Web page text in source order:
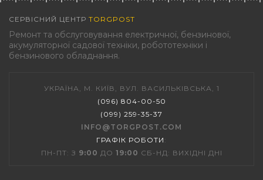
СЕРВІСНИЙ ЦЕНТР TORGPOST
Ремонт та обслуговування електричної, бензинової,
акумуляторної садової техніки, робототехніки і
бензинового обладнання.
УКРАЇНА, М. КИЇВ, ВУЛ. ВАСИЛЬКІВСЬКА, 1
(096) 804-00-50
(099) 259-35-37
INFO@TORGPOST.COM
ГРАФІК РОБОТИ :
ПН-ПТ: З 9:00 ДО 19:00 СБ-НД: ВИХІДНІ ДНІ